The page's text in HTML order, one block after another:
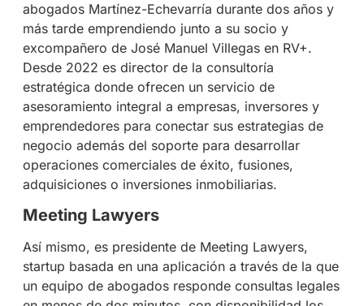
abogados Martínez-Echevarría durante dos años y
más tarde emprendiendo junto a su socio y
excompañero de José Manuel Villegas en RV+.
Desde 2022 es director de la consultoría
estratégica donde ofrecen un servicio de
asesoramiento integral a empresas, inversores y
emprendedores para conectar sus estrategias de
negocio además del soporte para desarrollar
operaciones comerciales de éxito, fusiones,
adquisiciones o inversiones inmobiliarias.
Meeting Lawyers
Así mismo, es presidente de Meeting Lawyers,
startup basada en una aplicación a través de la que
un equipo de abogados responde consultas legales